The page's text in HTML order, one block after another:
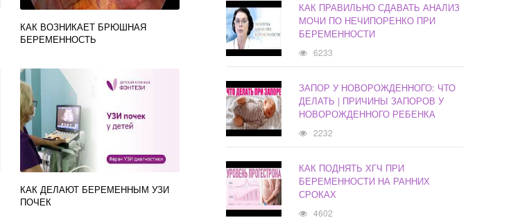
КАК ВОЗНИКАЕТ БРЮШНАЯ
БЕРЕМЕННОСТЬ
КАК ДЕЛАЮТ БЕРЕМЕННЫМ УЗИ
ПОЧЕК
КАК ПРАВИЛЬНО СДАВАТЬ АНАЛИЗ
МОЧИ ПО НЕЧИПОРЕНКО ПРИ
БЕРЕМЕННОСТИ
6233
ЗАПОР У НОВОРОЖДЕННОГО: ЧТО
ДЕЛАТЬ | ПРИЧИНЫ ЗАПОРОВ У
НОВОРОЖДЕННОГО РЕБЕНКА
2232
КАК ПОДНЯТЬ ХГЧ ПРИ
БЕРЕМЕННОСТИ НА РАННИХ
СРОКАХ
4602